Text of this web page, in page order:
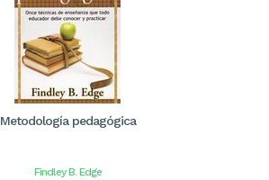
Metodología pedagógica
Findley B. Edge